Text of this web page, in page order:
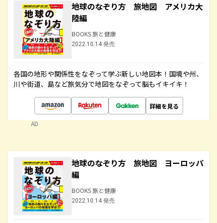
地球のなぞり方 旅地図 アメリカ大
陸編
BOOKS 旅と健康
2022.10.14 発売
各国の地形や関係性をなぞって学ぶ新しい地図本！国境や州、
川や街道、島など旅気分で地図をなぞって脳もイキイキ！
詳細を見る
AD
地球のなぞり方 旅地図 ヨーロッパ
編
BOOKS 旅と健康
2022.10.14 発売